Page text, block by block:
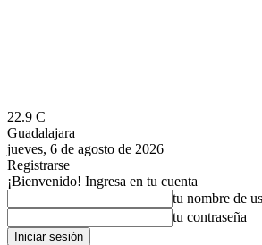
22.9 C
Guadalajara
jueves, 6 de agosto de 2026
Registrarse
¡Bienvenido! Ingresa en tu cuenta
tu nombre de
tu contraseña